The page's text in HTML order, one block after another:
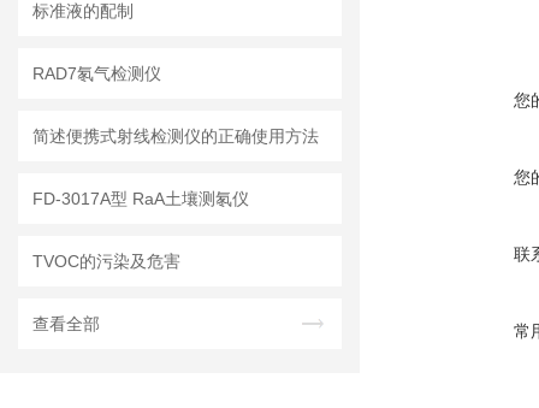
标准液的配制
RAD7氡气检测仪
简述便携式射线检测仪的正确使用方法
FD-3017A型 RaA土壤测氡仪
TVOC的污染及危害
查看全部
您
您
联
常